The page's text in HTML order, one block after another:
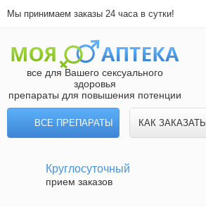
Мы принимаем заказы 24 часа в сутки!
все для Вашего сексуального
здоровья
препараты для повышения потенции
ВСЕ ПРЕПАРАТЫ КАК ЗАКАЗАТЬ
Круглосуточный
прием заказов